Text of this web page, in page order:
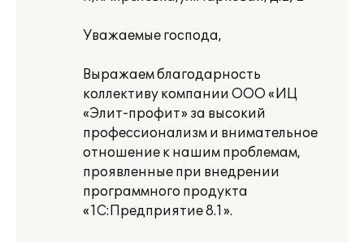
Уважаемые господа,
Выражаем благодарность
коллективу компании ООО «ИЦ
«Элит-профит» за высокий
профессионализм и внимательное
отношение к нашим проблемам,
проявленные при внедрении
программного продукта
«1С:Предприятие 8.1».